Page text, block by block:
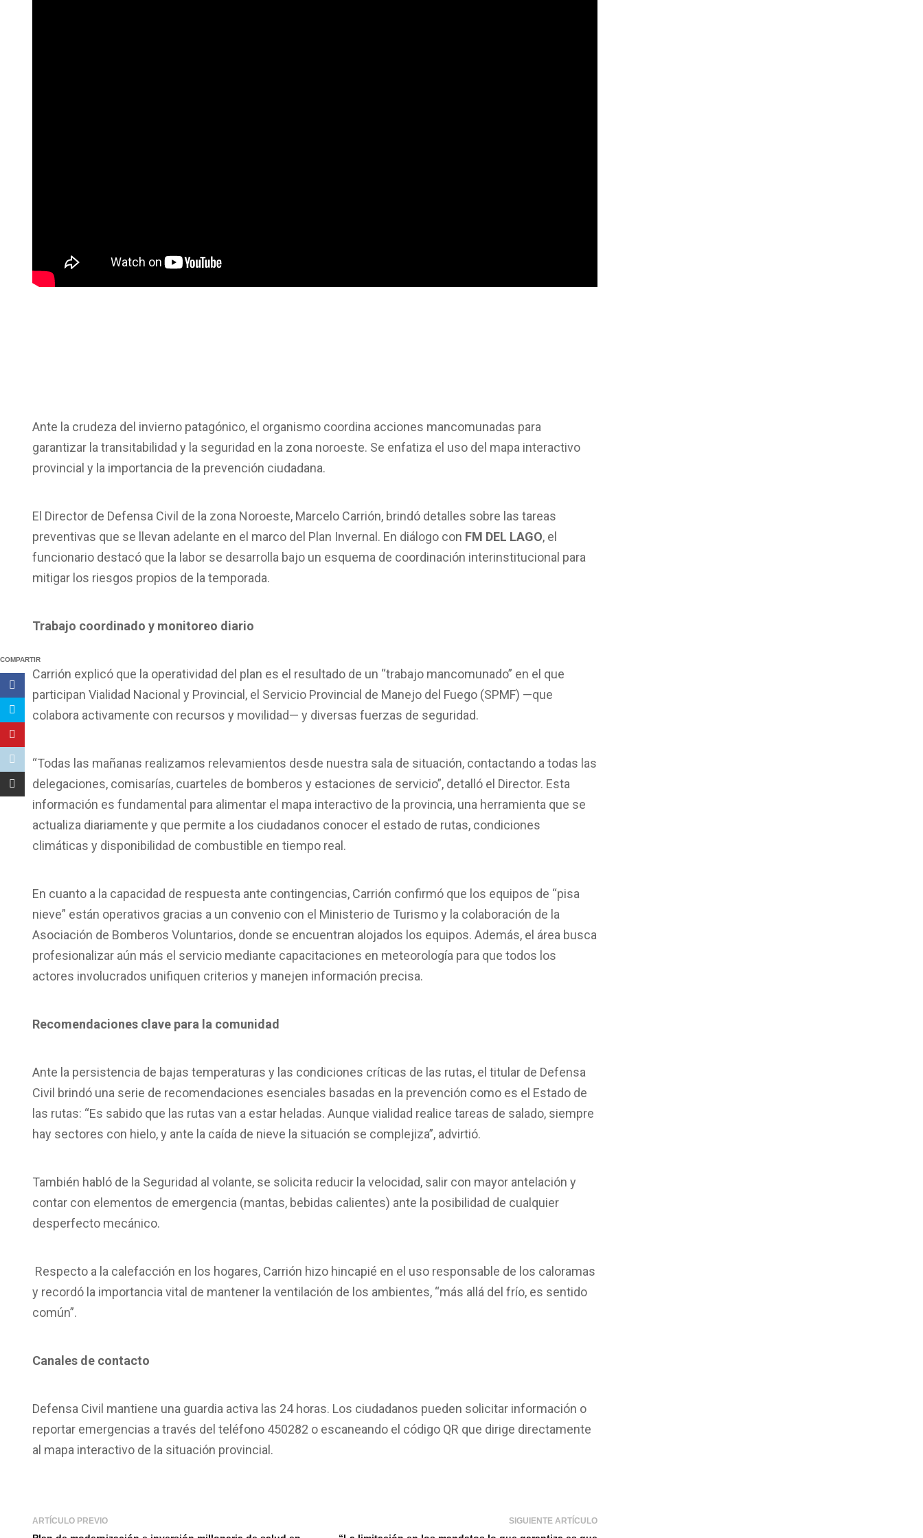
COMPARTIR
Ante la crudeza del invierno patagónico, el organismo coordina acciones mancomunadas para
garantizar la transitabilidad y la seguridad en la zona noroeste. Se enfatiza el uso del mapa interactivo
provincial y la importancia de la prevención ciudadana.
El Director de Defensa Civil de la zona Noroeste, Marcelo Carrión, brindó detalles sobre las tareas
preventivas que se llevan adelante en el marco del Plan Invernal. En diálogo con FM DEL LAGO, el
funcionario destacó que la labor se desarrolla bajo un esquema de coordinación interinstitucional para
mitigar los riesgos propios de la temporada.
Trabajo coordinado y monitoreo diario
Carrión explicó que la operatividad del plan es el resultado de un “trabajo mancomunado” en el que
participan Vialidad Nacional y Provincial, el Servicio Provincial de Manejo del Fuego (SPMF) —que
colabora activamente con recursos y movilidad— y diversas fuerzas de seguridad.
“Todas las mañanas realizamos relevamientos desde nuestra sala de situación, contactando a todas las
delegaciones, comisarías, cuarteles de bomberos y estaciones de servicio”, detalló el Director. Esta
información es fundamental para alimentar el mapa interactivo de la provincia, una herramienta que se
actualiza diariamente y que permite a los ciudadanos conocer el estado de rutas, condiciones
climáticas y disponibilidad de combustible en tiempo real.
En cuanto a la capacidad de respuesta ante contingencias, Carrión confirmó que los equipos de “pisa
nieve” están operativos gracias a un convenio con el Ministerio de Turismo y la colaboración de la
Asociación de Bomberos Voluntarios, donde se encuentran alojados los equipos. Además, el área busca
profesionalizar aún más el servicio mediante capacitaciones en meteorología para que todos los
actores involucrados unifiquen criterios y manejen información precisa.
Recomendaciones clave para la comunidad
Ante la persistencia de bajas temperaturas y las condiciones críticas de las rutas, el titular de Defensa
Civil brindó una serie de recomendaciones esenciales basadas en la prevención como es el Estado de
las rutas: “Es sabido que las rutas van a estar heladas. Aunque vialidad realice tareas de salado, siempre
hay sectores con hielo, y ante la caída de nieve la situación se complejiza”, advirtió.
También habló de la Seguridad al volante, se solicita reducir la velocidad, salir con mayor antelación y
contar con elementos de emergencia (mantas, bebidas calientes) ante la posibilidad de cualquier
desperfecto mecánico.
Respecto a la calefacción en los hogares, Carrión hizo hincapié en el uso responsable de los caloramas
y recordó la importancia vital de mantener la ventilación de los ambientes, “más allá del frío, es sentido
común”.
Canales de contacto
Defensa Civil mantiene una guardia activa las 24 horas. Los ciudadanos pueden solicitar información o
reportar emergencias a través del teléfono 450282 o escaneando el código QR que dirige directamente
al mapa interactivo de la situación provincial.
ARTÍCULO PREVIO SIGUIENTE ARTÍCULO